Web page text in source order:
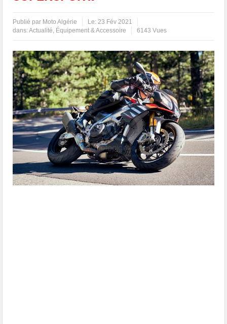
Publié par Moto Algérie Le:23 Fév 2021
dans:Actualité, Équipement & Accessoire 6143 Vues